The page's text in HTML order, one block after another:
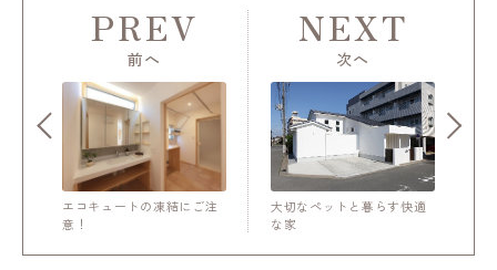
PREV
前へ
エコキュートの凍結にご注
意！
大切なペットと暮らす快適
な家
NEXT
次へ